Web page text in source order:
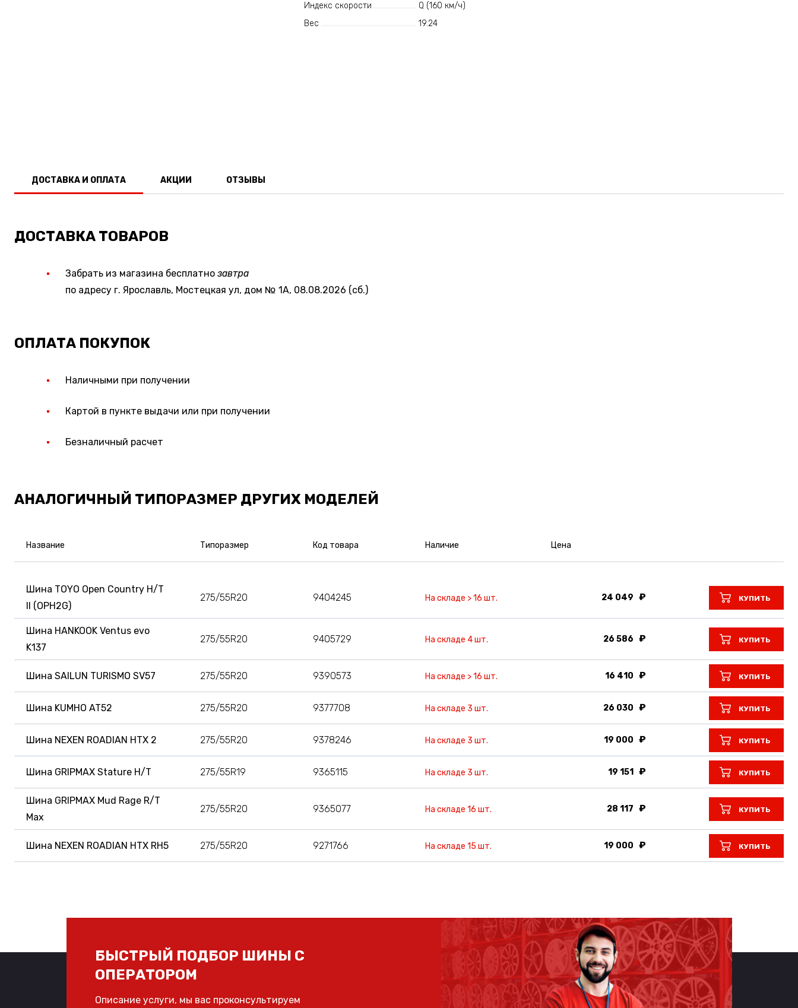
Индекс скорости
Q (160 км/ч)
Вес
19.24
ДОСТАВКА И ОПЛАТА АКЦИИ ОТЗЫВЫ
ДОСТАВКА ТОВАРОВ
Забрать из магазина бесплатно завтра
по адресу г. Ярославль, Мостецкая ул, дом № 1А, 08.08.2026 (сб.)
ОПЛАТА ПОКУПОК
Наличными при получении
Картой в пункте выдачи или при получении
Безналичный расчет
АНАЛОГИЧНЫЙ ТИПОРАЗМЕР ДРУГИХ МОДЕЛЕЙ
Название Типоразмер Код товара Наличие Цена
Шина TOYO Open Country H/T
II (OPH2G)
275/55R20 9404245 На складе > 16 шт. 24 049 КУПИТЬ
Шина HANKOOK Ventus evo
K137
275/55R20 9405729 На складе 4 шт. 26 586 КУПИТЬ
Шина SAILUN TURISMO SV57 275/55R20 9390573 На складе > 16 шт. 16 410 КУПИТЬ
Шина KUMHO AT52 275/55R20 9377708 На складе 3 шт. 26 030 КУПИТЬ
Шина NEXEN ROADIAN HTX 2 275/55R20 9378246 На складе 3 шт. 19 000 КУПИТЬ
Шина GRIPMAX Stature H/T 275/55R19 9365115 На складе 3 шт. 19 151 КУПИТЬ
Шина GRIPMAX Mud Rage R/T
Max
275/55R20 9365077 На складе 16 шт. 28 117 КУПИТЬ
Шина NEXEN ROADIAN HTX RH5 275/55R20 9271766 На складе 15 шт. 19 000 КУПИТЬ
БЫСТРЫЙ ПОДБОР ШИНЫ С
ОПЕРАТОРОМ
Описание услуги, мы вас проконсультируем